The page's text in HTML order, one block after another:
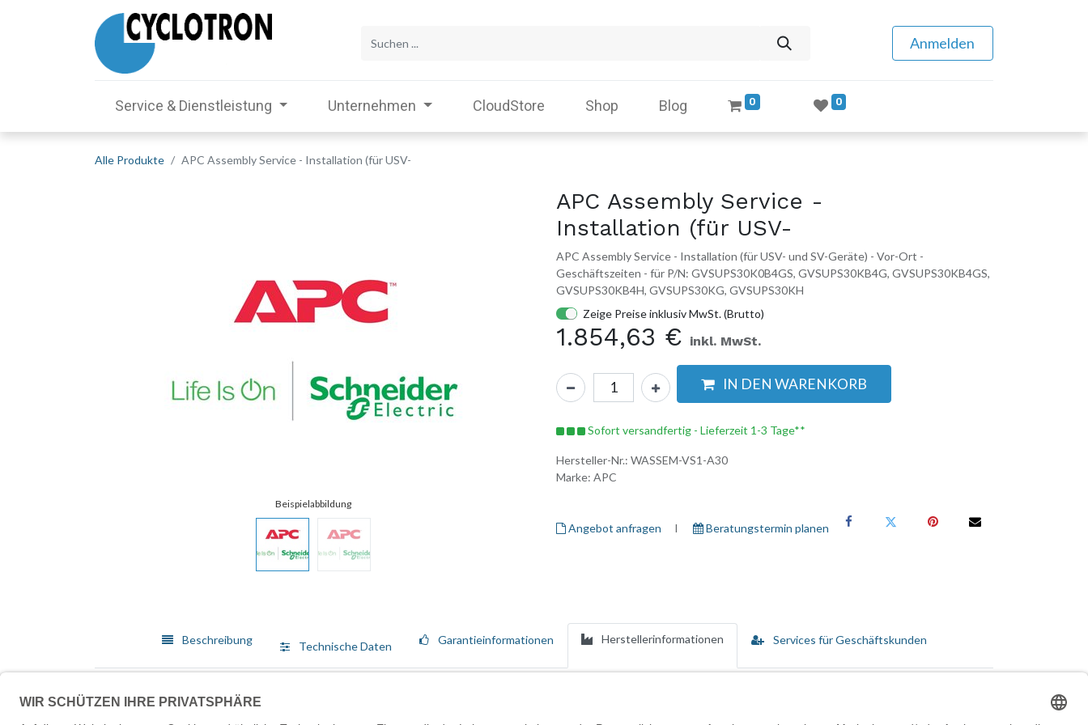
Anmelden
Service & Dienstleistung Unternehmen CloudStore Shop Blog 0 0
Alle Produkte APC Assembly Service - Installation (für USV-
APC Assembly Service -
Installation (für USV-
APC Assembly Service - Installation (für USV- und SV-Geräte) - Vor-Ort -
Geschäftszeiten - für P/N: GVSUPS30K0B4GS, GVSUPS30KB4G, GVSUPS30KB4GS,
GVSUPS30KB4H, GVSUPS30KG, GVSUPS30KH
Zeige Preise inklusiv MwSt. (Brutto)
1.854,63 € inkl. MwSt.
IN DEN WARENKORB
Sofort versandfertig - Lieferzeit 1-3 Tage**
Hersteller-Nr.: WASSEM-VS1-A30
Marke: APC
Angebot anfragen I ​ Beratungstermin planen
Beschreibung Technische Daten Garantieinformationen Herstellerinformationen Services für Geschäftskunden
Produktfeatures